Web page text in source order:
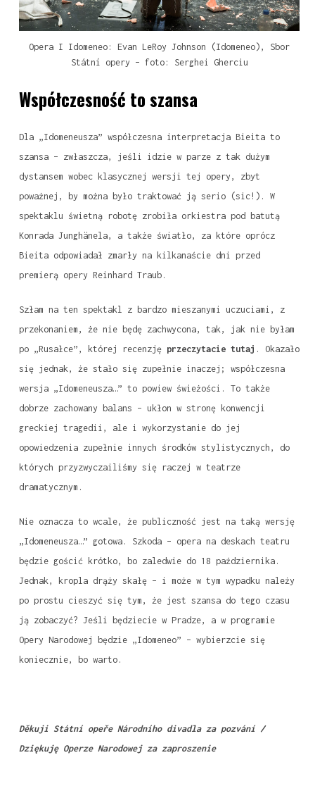
Opera I Idomeneo: Evan LeRoy Johnson (Idomeneo), Sbor
Státní opery – foto: Serghei Gherciu
Współczesność to szansa
Dla „Idomeneusza” współczesna interpretacja Bieita to
szansa – zwłaszcza, jeśli idzie w parze z tak dużym
dystansem wobec klasycznej wersji tej opery, zbyt
poważnej, by można było traktować ją serio (sic!). W
spektaklu świetną robotę zrobiła orkiestra pod batutą
Konrada Junghänela, a także światło, za które oprócz
Bieita odpowiadał zmarły na kilkanaście dni przed
premierą opery Reinhard Traub.
Szłam na ten spektakl z bardzo mieszanymi uczuciami, z
przekonaniem, że nie będę zachwycona, tak, jak nie byłam
po „Rusałce”, której recenzję przeczytacie tutaj . Okazało
się jednak, że stało się zupełnie inaczej; współczesna
wersja „Idomeneusza…” to powiew świeżości. To także
dobrze zachowany balans – ukłon w stronę konwencji
greckiej tragedii, ale i wykorzystanie do jej
opowiedzenia zupełnie innych środków stylistycznych, do
których przyzwyczailiśmy się raczej w teatrze
dramatycznym.
Nie oznacza to wcale, że publiczność jest na taką wersję
„Idomeneusza…” gotowa. Szkoda – opera na deskach teatru
będzie gościć krótko, bo zaledwie do 18 października.
Jednak, kropla drąży skałę – i może w tym wypadku należy
po prostu cieszyć się tym, że jest szansa do tego czasu
ją zobaczyć? Jeśli będziecie w Pradze, a w programie
Opery Narodowej będzie „Idomeneo” – wybierzcie się
koniecznie, bo warto.
Děkuji Státní opeře Národního divadla za pozvání /
Dziękuję Operze Narodowej za zaproszenie